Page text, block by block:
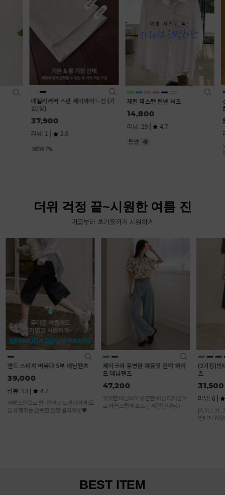
데일리커버 스판 세미와이드진 (기
37,900
2.0
제린 파스텔 린넨 셔츠
14,800
리뷰: 29 | 4.7
깅엄 체
51,000
입체적인
에,누구에
더위 걱정 끝~시원한 여름 진
지금부터 초가을까지 시원하게
치 버뮤다 5부 데님팬츠
4.7
로 편~안하고 트랜디하게!요
산뜻한 진청 컬러에요♥
제이크라 유연한 여유핏 핀턱 와이
드 데님팬츠
뻣뻣한 데님NO! 유연한 워싱 터치감으
로 자연스럽게 흐르는 세련된 데님:)
(2기장)빈티지 워싱
리뷰: 6 | 4.8
[S,M,L,XL,2XL / 숏,기
빈티지 워싱이 정말 멋
BEST ITEM